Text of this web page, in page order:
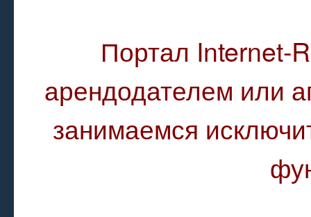
Портал Internet-
арендодателем или
занимаемся